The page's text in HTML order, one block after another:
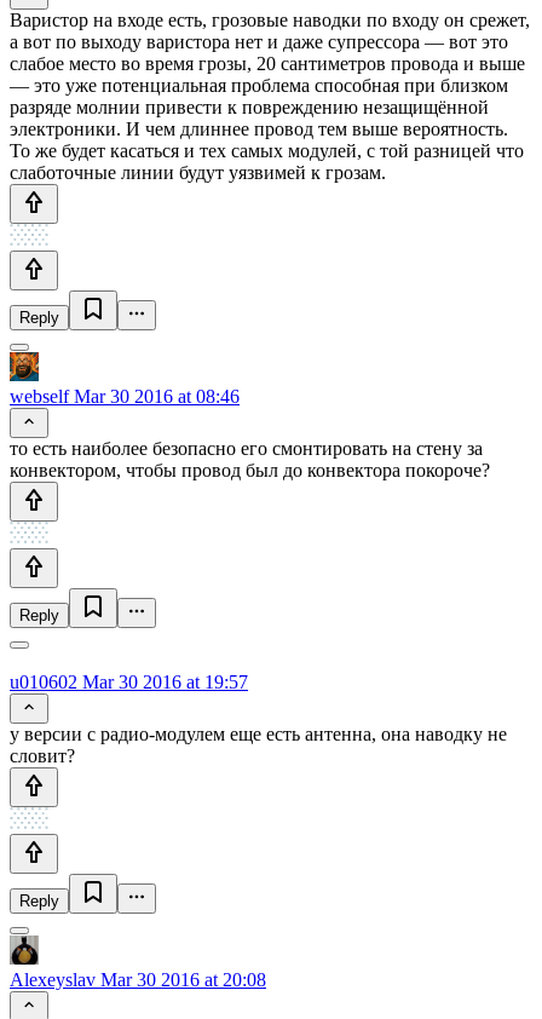
Варистор на входе есть, грозовые наводки по входу он срежет,
а вот по выходу варистора нет и даже супрессора — вот это
слабое место во время грозы, 20 сантиметров провода и выше
— это уже потенциальная проблема способная при близком
разряде молнии привести к повреждению незащищённой
электроники. И чем длиннее провод тем выше вероятность.
То же будет касаться и тех самых модулей, с той разницей что
слаботочные линии будут уязвимей к грозам.
Reply
webselfMar 30 2016 at 08:46
то есть наиболее безопасно его смонтировать на стену за
конвектором, чтобы провод был до конвектора покороче?
Reply
u010602 Mar 30 2016 at 19:57
у версии с радио-модулем еще есть антенна, она наводку не
словит?
Reply
Alexeyslav Mar 30 2016 at 20:08